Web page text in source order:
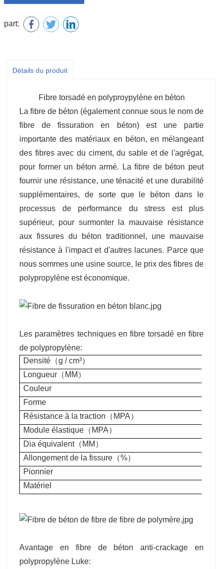
part:
Détails du produit
Fibre torsadé en polyproypylène en béton
La fibre de béton (également connue sous le nom de
fibre de fissuration en béton) est une partie
importante des matériaux en béton, en mélangeant
des fibres avec du ciment, du sable et de l'agrégat,
pour former un béton armé. La fibre de béton peut
fournir une résistance, une ténacité et une durabilité
supplémentaires, de sorte que le béton dans le
processus de performance du stress est plus
supérieur, pour surmonter la mauvaise résistance
aux fissures du béton traditionnel, une mauvaise
résistance à l'impact et d'autres lacunes. Parce que
nous sommes une usine source, le prix des fibres de
polypropylène est économique.
Les paramètres techniques en fibre torsadé en fibre
de polypropylène:
Densité （g / cm³）
Longueur （ MM ）
Couleur
Forme
Résistance à la traction （ MPA）
Module élastique （ MPA）
Dia équivalent（ MM ）
Allongement de la fissure （%）
Pionnier
Matériel
Avantage en fibre de béton anti-crackage en
polypropylène Luke: